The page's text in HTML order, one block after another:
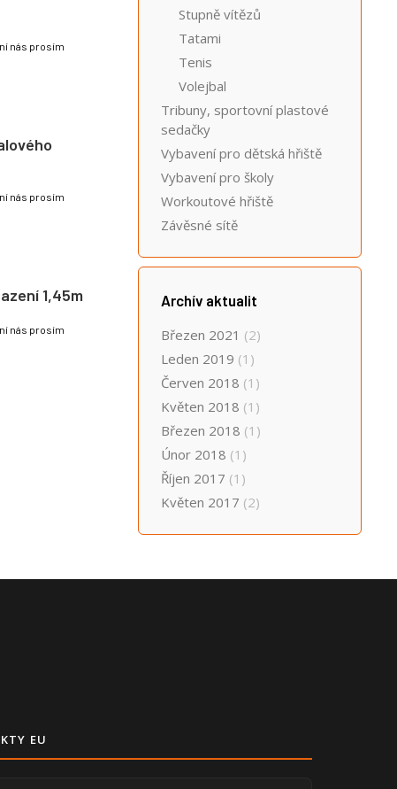
nás prosím
nás prosím
1,45m
nás prosím
Stupně vítězů
Tatami
Tenis
Volejbal
Tribuny, sportovní plastové
sedačky
Vybavení pro dětská hřiště
Vybavení pro školy
Workoutové hřiště
Závěsné sítě
Archív aktualit
Březen 2021 (2)
Leden 2019 (1)
Červen 2018 (1)
Květen 2018 (1)
Březen 2018 (1)
Únor 2018 (1)
Říjen 2017 (1)
Květen 2017 (2)
EU